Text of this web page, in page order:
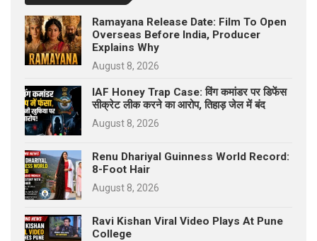
Ramayana Release Date: Film To Open
Overseas Before India, Producer
Explains Why
August 8, 2026
IAF Honey Trap Case: विंग कमांडर पर डिफेंस
सीक्रेट लीक करने का आरोप, तिहाड़ जेल में बंद
August 8, 2026
Renu Dhariyal Guinness World Record:
8-Foot Hair
August 8, 2026
Ravi Kishan Viral Video Plays At Pune
College